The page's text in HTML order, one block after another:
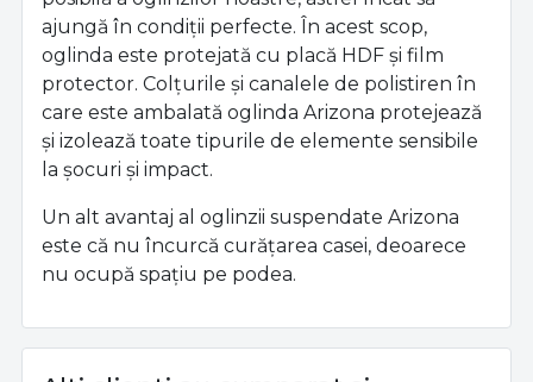
ajungă în condiții perfecte. În acest scop,
oglinda este protejată cu placă HDF și film
protector. Colțurile și canalele de polistiren în
care este ambalată oglinda Arizona protejează
și izolează toate tipurile de elemente sensibile
la șocuri și impact.
Un alt avantaj al oglinzii suspendate Arizona
este că nu încurcă curățarea casei, deoarece
nu ocupă spațiu pe podea.